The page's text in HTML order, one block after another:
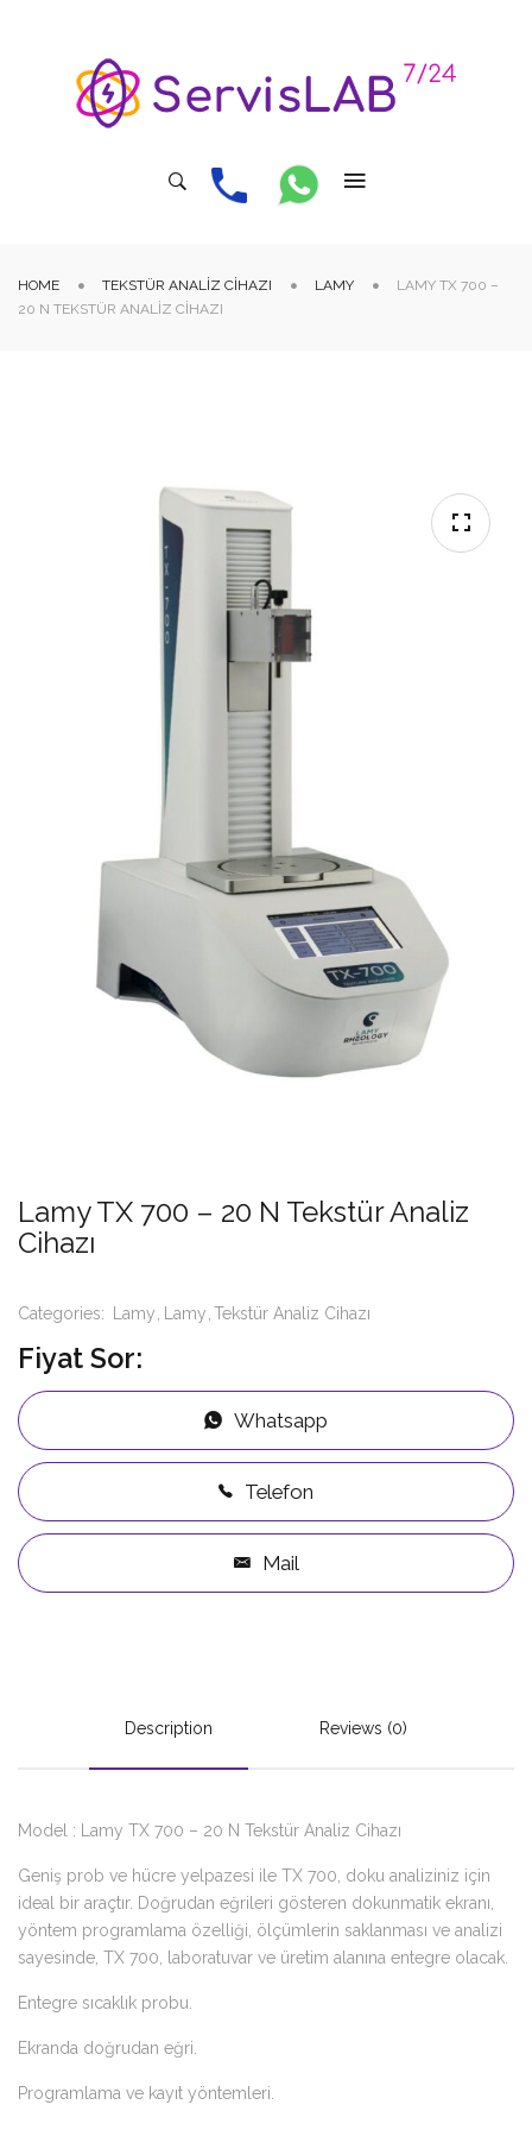
HOME TEKSTÜR ANALIZ CIHAZI LAMY
LAMY TX 700 –
20 N TEKSTÜR ANALIZ CIHAZI
Lamy TX 700 – 20 N Tekstür Analiz
Cihazı
Categories: Lamy Lamy Tekstür Analiz Cihazı
Fiyat Sor:
Whatsapp
Telefon
Mail
Description Reviews (0)
Model : Lamy TX 700 – 20 N Tekstür Analiz Cihazı
Geniş prob ve hücre yelpazesi ile TX 700, doku analiziniz için
ideal bir araçtır. Doğrudan eğrileri gösteren dokunmatik ekranı,
yöntem programlama özelliği, ölçümlerin saklanması ve analizi
sayesinde, TX 700, laboratuvar ve üretim alanına entegre olacak.
Entegre sıcaklık probu.
Ekranda doğrudan eğri.
Programlama ve kayıt yöntemleri.